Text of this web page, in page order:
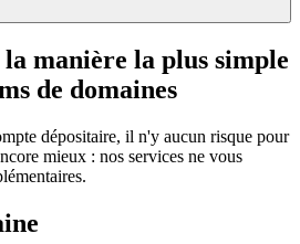
manière la plus simple
de domaines
dépositaire, il n'y aucun risque pour
mieux : nos services ne vous